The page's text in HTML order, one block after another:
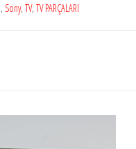
, Sony, TV, TV PARÇALARI